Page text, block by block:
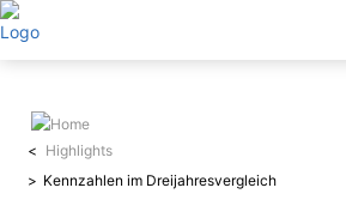
Direkt
zum
Inhalt
Highlights
Kennzahlen im Dreijahresvergleich